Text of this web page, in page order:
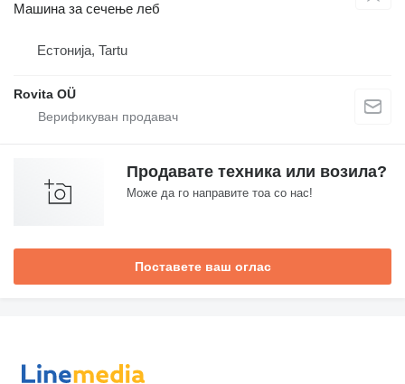
Машина за сечење леб
Естонија, Tartu
Rovita OÜ
Продавате техника или возила?
Може да го направите тоа со нас!
Поставете ваш оглас